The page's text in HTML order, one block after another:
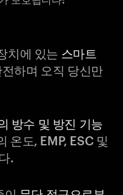
치에 있는 스마트
하며 오직 당신만
방수 및 방진 기능
온도, EMP, ESC 및
.